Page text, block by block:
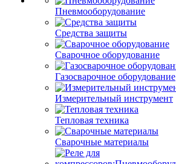
Пневмооборудование
Средства защиты
Сварочное оборудование
Газосварочное оборудование
Измерительный инструмент
Тепловая техника
Сварочные материалы